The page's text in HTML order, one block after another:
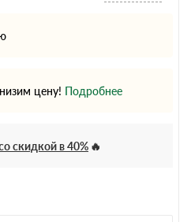
цену! Подробнее
скидкой в 40%